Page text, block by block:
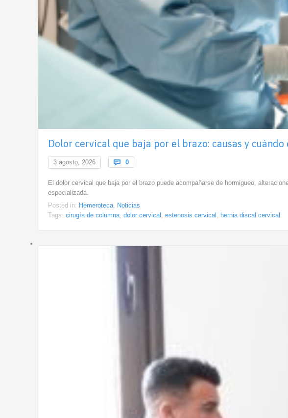
Dolor cervical que baja por el brazo: causas y cuándo
3 agosto, 2026  0Comments
El dolor cervical que baja por el brazo puede acompañarse de hormigueo,
especializada.
Posted in: Hemeroteca, Noticias
Tags: cirugía de columna, dolor cervical , estenosis cervical , hernia discal cervical